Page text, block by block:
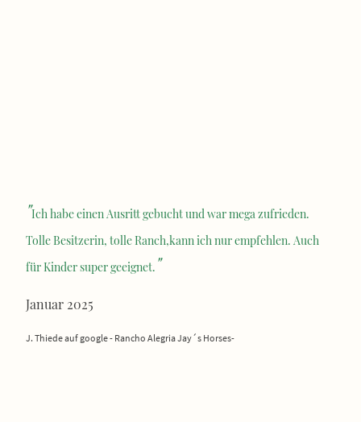
"Ich habe einen Ausritt gebucht und war mega zufrieden.
Tolle Besitzerin, tolle Ranch,kann ich nur empfehlen. Auch
für Kinder super geeignet. "
Januar 2025
J. Thiede auf google - Rancho Alegria Jay´s Horses-